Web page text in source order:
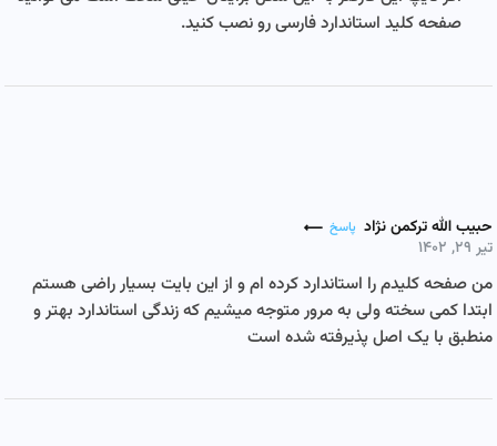
صفحه کلید استاندارد فارسی رو نصب کنید.
حبیب الله ترکمن نژاد پاسخ
تیر ۲۹, ۱۴۰۲
من صفحه کلیدم را استاندارد کرده ام و از این بایت بسیار راضی هستم
ابتدا کمی سخته ولی به مرور متوجه میشیم که زندگی استاندارد بهتر و
منطبق با یک اصل پذیرفته شده است